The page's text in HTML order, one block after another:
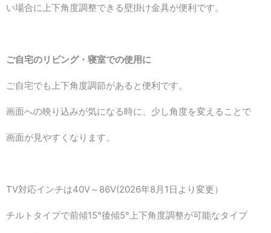
い場合に上下角度調整できる壁掛け金具が便利です。
ご自宅のリビング・寝室での使用に
ご自宅でも上下角度調節があると便利です。
画面への映り込みが気になる時に、少し角度を変えることで
画面が見やすくなります。
TV対応インチは40V～86V(2026年8月1日より変更）
チルトタイプで前傾15°後傾5°上下角度調整が可能なタイプ